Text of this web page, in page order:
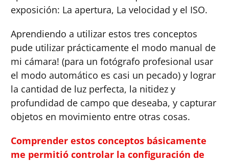
exposición: La apertura, La velocidad y el ISO.
Aprendiendo a utilizar estos tres conceptos
pude utilizar prácticamente el modo manual de
mi cámara! (para un fotógrafo profesional usar
el modo automático es casi un pecado) y lograr
la cantidad de luz perfecta, la nitidez y
profundidad de campo que deseaba, y capturar
objetos en movimiento entre otras cosas.
Comprender estos conceptos básicamente
me permitió controlar la configuración de